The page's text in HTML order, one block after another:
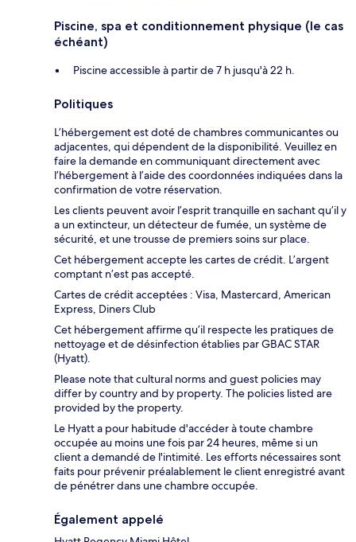
Piscine, spa et conditionnement physique (le cas
échéant)
Piscine accessible à partir de 7 h jusqu'à 22 h.
Politiques
L’hébergement est doté de chambres communicantes ou
adjacentes, qui dépendent de la disponibilité. Veuillez en
faire la demande en communiquant directement avec
l’hébergement à l’aide des coordonnées indiquées dans la
confirmation de votre réservation.
Les clients peuvent avoir l’esprit tranquille en sachant qu’il y
a un extincteur, un détecteur de fumée, un système de
sécurité, et une trousse de premiers soins sur place.
Cet hébergement accepte les cartes de crédit. L’argent
comptant n’est pas accepté.
Cartes de crédit acceptées : Visa, Mastercard, American
Express, Diners Club
Cet hébergement affirme qu’il respecte les pratiques de
nettoyage et de désinfection établies par GBAC STAR
(Hyatt).
Please note that cultural norms and guest policies may
differ by country and by property. The policies listed are
provided by the property.
Le Hyatt a pour habitude d'accéder à toute chambre
occupée au moins une fois par 24 heures, même si un
client a demandé de l'intimité. Les efforts nécessaires sont
faits pour prévenir préalablement le client enregistré avant
de pénétrer dans une chambre occupée.
Également appelé